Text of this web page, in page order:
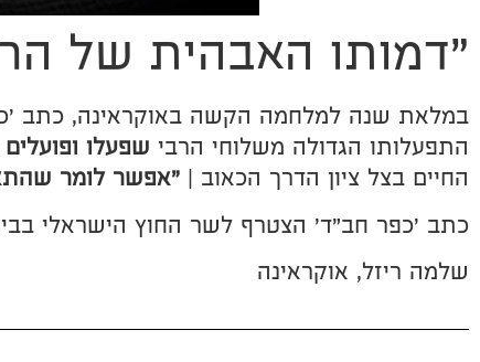
"דמותו האבהית של
במלאת שנה למלחמה הקשה באוקראינה, כתב
התפעלותו הגדולה משלוחי הרבי שפעלו
החיים בצל ציון הדרך הכאוב | "אפשר לומר
כתב 'כפר חב"ד' הצטרף לשר החוץ הישראלי
שלמה ריזל, אוקראינה